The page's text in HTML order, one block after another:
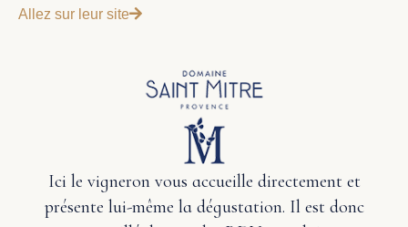
Allez sur leur site
Ici le vigneron vous accueille directement et
présente lui-même la dégustation. Il est donc